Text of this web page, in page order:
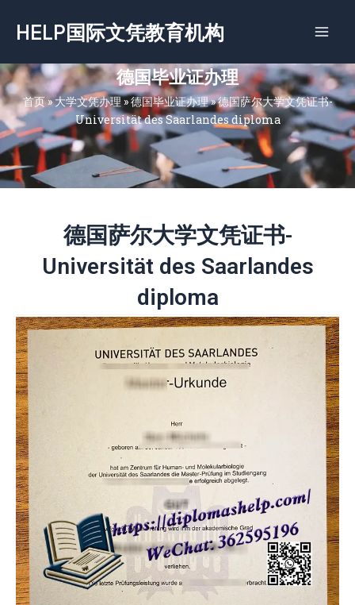
容
HELP国际文凭教育机构
德国毕业证办理
首页»大学文凭办理»德国毕业证办理»德国萨尔大学‌文凭证书-
Universität des Saarlandes diploma
德国萨尔大学‌文凭证书-
Universität des Saarlandes
diploma